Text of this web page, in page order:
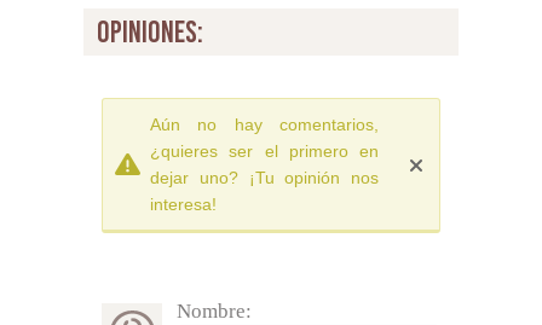
opiniones:
Aún no hay comentarios,
¿quieres ser el primero en
dejar uno? ¡Tu opinión nos
interesa!
Nombre: